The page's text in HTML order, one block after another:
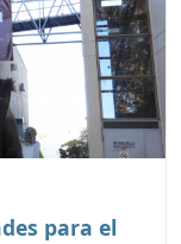
para el